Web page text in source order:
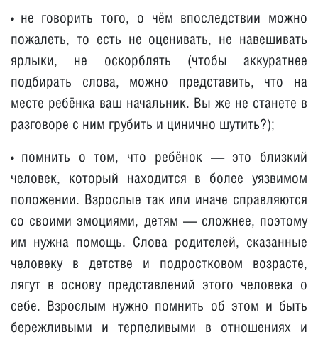
• не говорить того, о чём впоследствии можно
пожалеть, то есть не оценивать, не навешивать
ярлыки, не оскорблять (чтобы аккуратнее
подбирать слова, можно представить, что на
месте ребёнка ваш начальник. Вы же не станете в
разговоре с ним грубить и цинично шутить?);
• помнить о том, что ребёнок — это близкий
человек, который находится в более уязвимом
положении. Взрослые так или иначе справляются
со своими эмоциями, детям — сложнее, поэтому
им нужна помощь. Слова родителей, сказанные
человеку в детстве и подростковом возрасте,
лягут в основу представлений этого человека о
себе. Взрослым нужно помнить об этом и быть
бережливыми и терпеливыми в отношениях и